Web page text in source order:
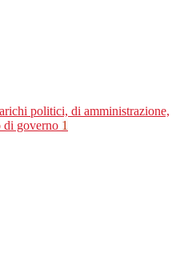
politici, di amministrazione,
di governo 1